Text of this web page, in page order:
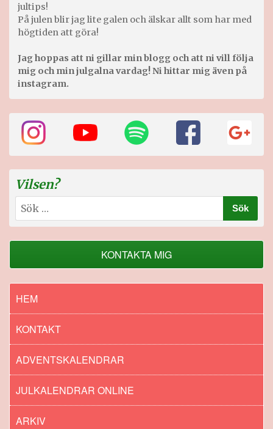
jultips!
På julen blir jag lite galen och älskar allt som har med
högtiden att göra!
Jag hoppas att ni gillar min blogg och att ni vill följa
mig och min julgalna vardag! Ni hittar mig även på
instagram.
Vilsen?
Sök
efter:
KONTAKTA MIG
HEM
KONTAKT
ADVENTSKALENDRAR
JULKALENDRAR ONLINE
ARKIV